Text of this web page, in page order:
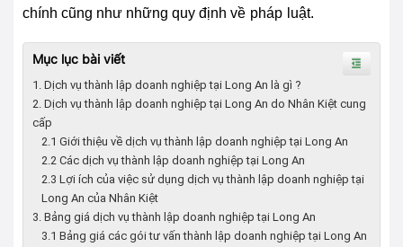
chính cũng như những quy định về pháp luật.
Mục lục bài viết
1. Dịch vụ thành lập doanh nghiệp tại Long An là gì ?
2. Dịch vụ thành lập doanh nghiệp tại Long An do Nhân Kiệt cung
cấp
2.1 Giới thiệu về dịch vụ thành lập doanh nghiệp tại Long An
2.2 Các dịch vụ thành lập doanh nghiệp tại Long An
2.3 Lợi ích của việc sử dụng dịch vụ thành lập doanh nghiệp tại
Long An của Nhân Kiệt
3. Bảng giá dịch vụ thành lập doanh nghiệp tại Long An
3.1 Bảng giá các gói tư vấn thành lập doanh nghiệp tại Long An